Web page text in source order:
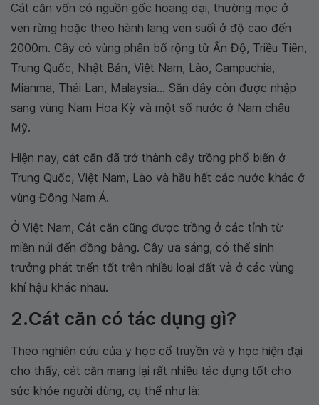
Cát căn vốn có nguồn gốc hoang dại, thường mọc ở
ven rừng hoặc theo hành lang ven suối ở độ cao đến
2000m. Cây có vùng phân bố rộng từ Ấn Độ, Triều Tiên,
Trung Quốc, Nhật Bản, Việt Nam, Lào, Campuchia,
Mianma, Thái Lan, Malaysia... Sắn dây còn được nhập
sang vùng Nam Hoa Kỳ và một số nước ở Nam châu
Mỹ.
Hiện nay, cát căn đã trở thành cây trồng phổ biến ở
Trung Quốc, Việt Nam, Lào và hầu hết các nước khác ở
vùng Đông Nam Á.
Ở Việt Nam, Cát căn cũng được trồng ở các tỉnh từ
miền núi đến đồng bằng. Cây ưa sáng, có thể sinh
trưởng phát triển tốt trên nhiều loại đất và ở các vùng
khí hậu khác nhau.
2.Cát căn có tác dụng gì?
Theo nghiên cứu của y học cổ truyền và y học hiện đại
cho thấy, cát căn mang lại rất nhiều tác dụng tốt cho
sức khỏe người dùng, cụ thể như là: